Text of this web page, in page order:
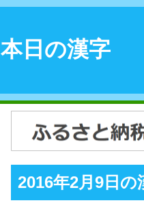
本日の漢字
2016年2月9日の